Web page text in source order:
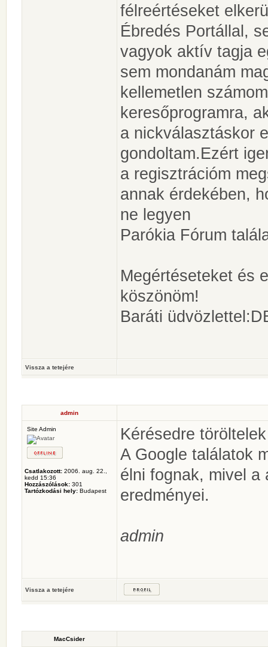
félreértéseket
Ébredés Portállal,
vagyok aktív tagja
sem mondanám
kellemetlen
keresőprogramra,
a nickválasztáskor
gondoltam.Ezért
a regisztrációm
annak érdekében,
ne legyen
Parókia Fórum
Megértéseteket és
köszönöm!
Baráti
Vissza a tetejére
admin
Site Admin
Csatlakozott: 2006. aug. 22.,
kedd 15:36
Hozzászólások: 301
Tartózkodási hely: Budapest
Kérésedre
A Google találatok
élni fognak, mivel a
eredményei.
admin
Vissza a tetejére
MacCsider